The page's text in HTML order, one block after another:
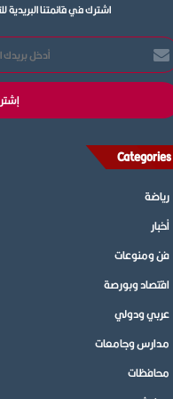
اشترك في قائمتنا البريدية
Categories
رياضة
أخبار
فن ومنوعات
اقتصاد وبورصة
عربي ودولي
مدارس وجامعات
محافظات